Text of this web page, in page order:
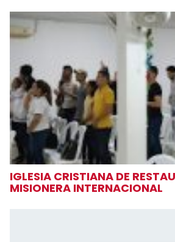
IGLESIA CRISTIANA DE
MISIONERA INTERNACIONAL